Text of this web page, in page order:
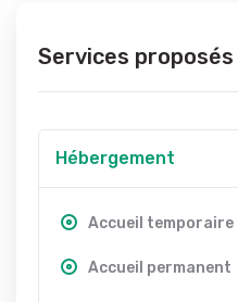
Services proposés
Hébergement
Accueil temporaire
Accueil permanent